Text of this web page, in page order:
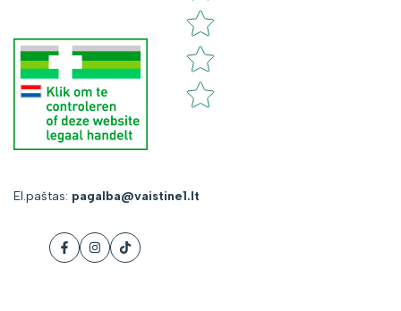
El.paštas: pagalba@vaistine1.lt
Facebook
Instagram
Tiktok